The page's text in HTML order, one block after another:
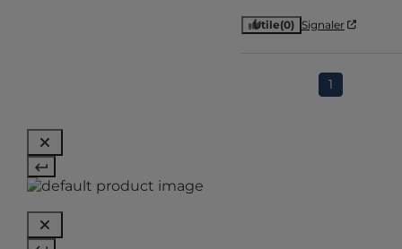
Utile(0) Signaler
1